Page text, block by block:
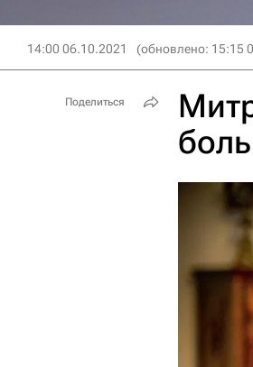
14:00 06.10.2021 (обновлено: 15:15
Поделиться